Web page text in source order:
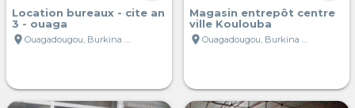
Location bureaux - cite an
3 - ouaga
location_on
Ouagadougou, Burkina Faso
Magasin entrepôt centre
ville Koulouba
location_on
Ouagadougou, Burkina Faso